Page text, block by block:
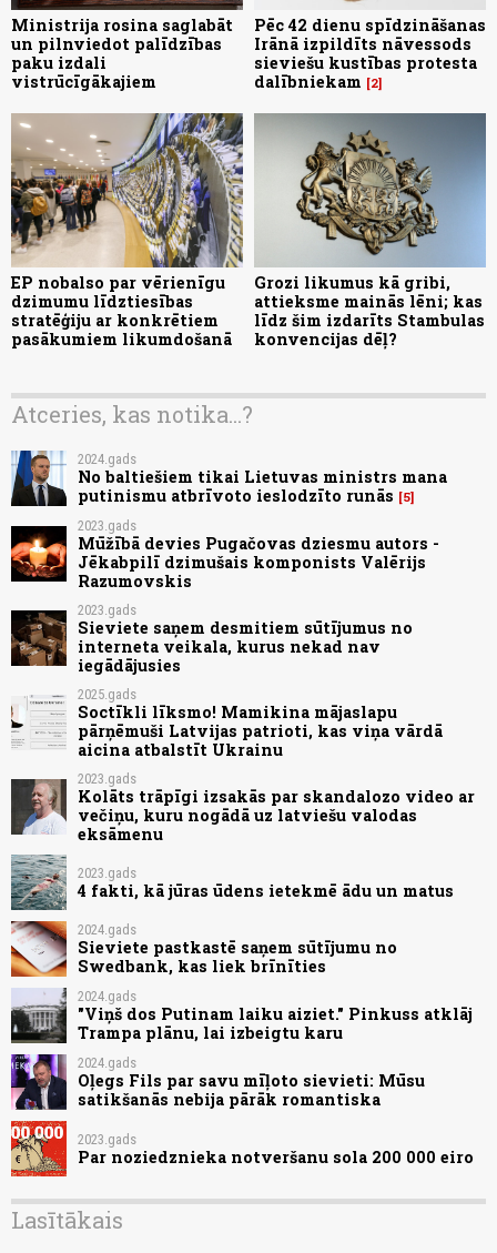
Ministrija rosina saglabāt
un pilnviedot palīdzības
paku izdali
vistrūcīgākajiem
Pēc 42 dienu spīdzināšanas
Irānā izpildīts nāvessods
sieviešu kustības protesta
dalībniekam
2
EP nobalso par vērienīgu
dzimumu līdztiesības
stratēģiju ar konkrētiem
pasākumiem likumdošanā
Grozi likumus kā gribi,
attieksme mainās lēni; kas
līdz šim izdarīts Stambulas
konvencijas dēļ?
Atceries, kas notika...?
2024.gads
No baltiešiem tikai Lietuvas ministrs mana
putinismu atbrīvoto ieslodzīto runās
5
2023.gads
Mūžībā devies Pugačovas dziesmu autors -
Jēkabpilī dzimušais komponists Valērijs
Razumovskis
2023.gads
Sieviete saņem desmitiem sūtījumus no
interneta veikala, kurus nekad nav
iegādājusies
2025.gads
Soctīkli līksmo! Mamikina mājaslapu
pārņēmuši Latvijas patrioti, kas viņa vārdā
aicina atbalstīt Ukrainu
2023.gads
Kolāts trāpīgi izsakās par skandalozo video ar
večiņu, kuru nogādā uz latviešu valodas
eksāmenu
2023.gads
4 fakti, kā jūras ūdens ietekmē ādu un matus
2024.gads
Sieviete pastkastē saņem sūtījumu no
Swedbank, kas liek brīnīties
2024.gads
"Viņš dos Putinam laiku aiziet." Pinkuss atklāj
Trampa plānu, lai izbeigtu karu
2024.gads
Oļegs Fils par savu mīļoto sievieti: Mūsu
satikšanās nebija pārāk romantiska
2023.gads
Par noziedznieka notveršanu sola 200 000 eiro
Lasītākais